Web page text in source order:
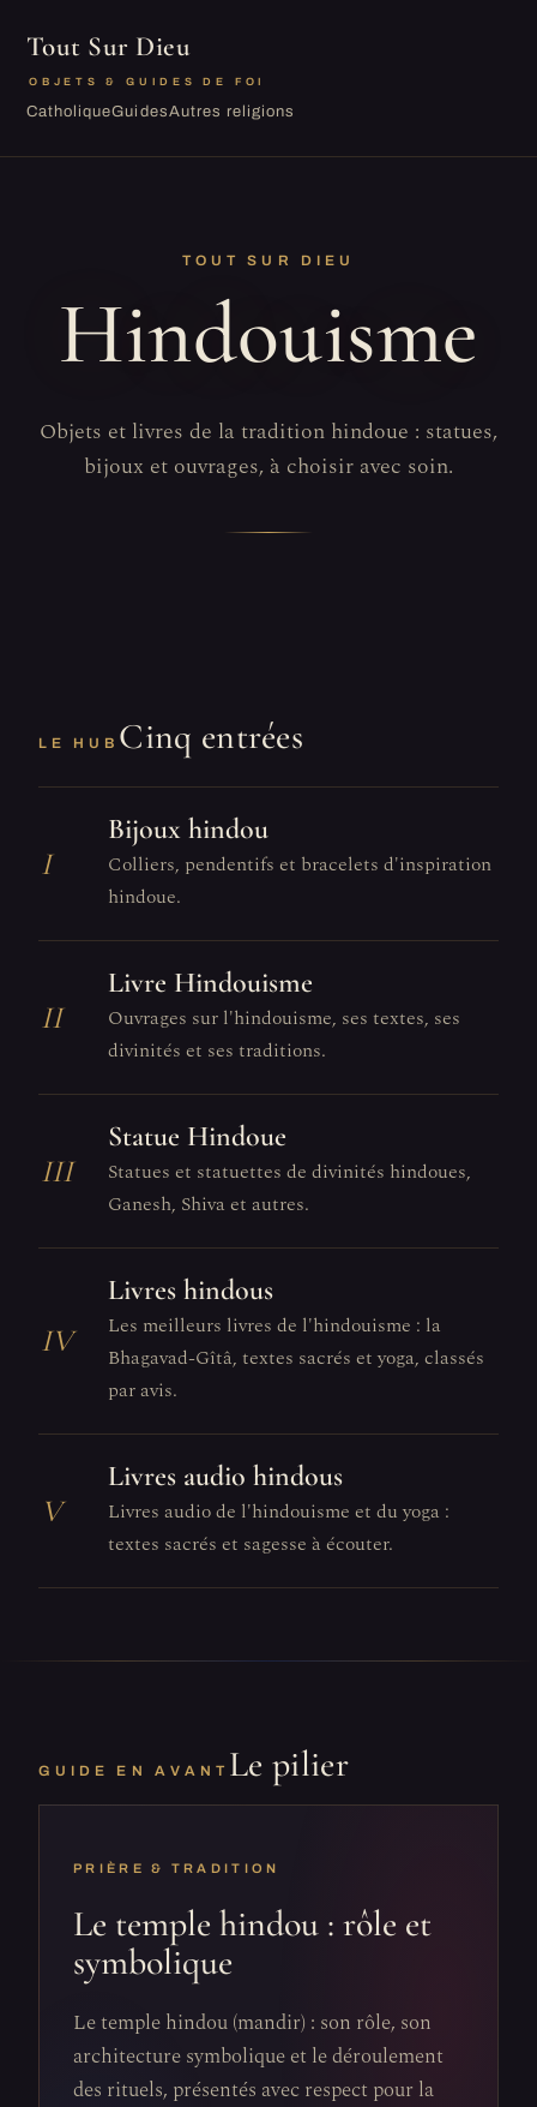
Tout Sur Dieu
OBJETS & GUIDES DE FOI
CatholiqueGuidesAutres religions
TOUT SUR DIEU
Hindouisme
Objets et livres de la tradition hindoue : statues,
bijoux et ouvrages, à choisir avec soin.
LE HUB Cinq entrées
I
Bijoux hindou
Colliers, pendentifs et bracelets d'inspiration
hindoue.
II
Livre Hindouisme
Ouvrages sur l'hindouisme, ses textes, ses
divinités et ses traditions.
III
Statue Hindoue
Statues et statuettes de divinités hindoues,
Ganesh, Shiva et autres.
IV
Livres hindous
Les meilleurs livres de l'hindouisme : la
Bhagavad-Gîtâ, textes sacrés et yoga, classés
par avis.
V
Livres audio hindous
Livres audio de l'hindouisme et du yoga :
textes sacrés et sagesse à écouter.
GUIDE EN AVANT Le pilier
PRIÈRE & TRADITION
Le temple hindou : rôle et
symbolique
Le temple hindou (mandir) : son rôle, son
architecture symbolique et le déroulement
des rituels, présentés avec respect pour la